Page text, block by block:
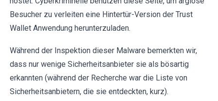
Besucher zu verleiten eine Hintertür-Version der Trust
Wallet Anwendung herunterzuladen.
Während der Inspektion dieser Malware bemerkten wir,
dass nur wenige Sicherheitsanbieter sie als bösartig
erkannten (während der Recherche war die Liste von
Sicherheitsanbietern, die sie entdeckten, kurz).